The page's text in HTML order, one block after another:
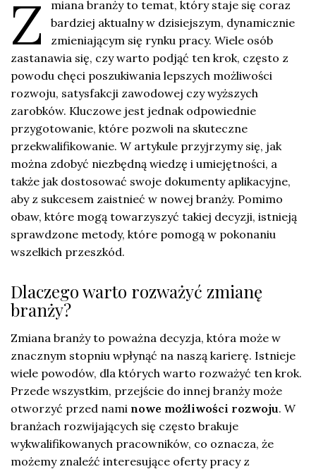
Z
miana branży to temat, który staje się coraz
bardziej aktualny w dzisiejszym, dynamicznie
zmieniającym się rynku pracy. Wiele osób
zastanawia się, czy warto podjąć ten krok, często z
powodu chęci poszukiwania lepszych możliwości
rozwoju, satysfakcji zawodowej czy wyższych
zarobków. Kluczowe jest jednak odpowiednie
przygotowanie, które pozwoli na skuteczne
przekwalifikowanie. W artykule przyjrzymy się, jak
można zdobyć niezbędną wiedzę i umiejętności, a
także jak dostosować swoje dokumenty aplikacyjne,
aby z sukcesem zaistnieć w nowej branży. Pomimo
obaw, które mogą towarzyszyć takiej decyzji, istnieją
sprawdzone metody, które pomogą w pokonaniu
wszelkich przeszkód.
Dlaczego warto rozważyć zmianę
branży?
Zmiana branży to poważna decyzja, która może w
znacznym stopniu wpłynąć na naszą karierę. Istnieje
wiele powodów, dla których warto rozważyć ten krok.
Przede wszystkim, przejście do innej branży może
otworzyć przed nami nowe możliwości rozwoju. W
branżach rozwijających się często brakuje
wykwalifikowanych pracowników, co oznacza, że
możemy znaleźć interesujące oferty pracy z